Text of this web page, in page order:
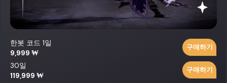
한봇 코드 1일
9,999 ₩
구매하기
30일
119,999 ₩
구매하기